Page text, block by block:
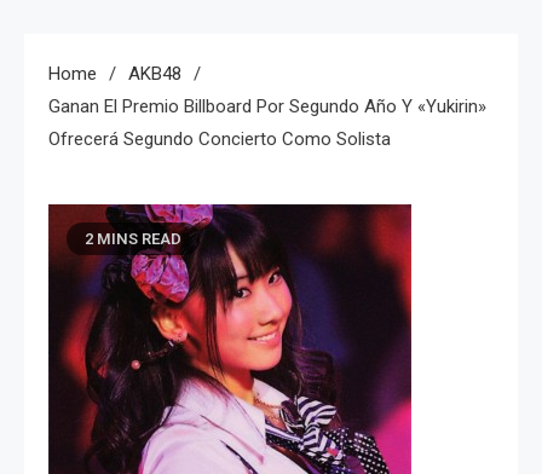
Home
AKB48
Ganan El Premio Billboard Por Segundo Año Y «Yukirin»
Ofrecerá Segundo Concierto Como Solista
2 MINS READ